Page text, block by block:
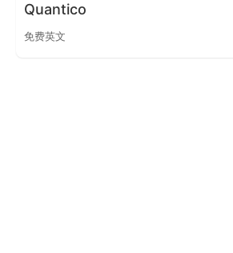
Quantico
免费英文